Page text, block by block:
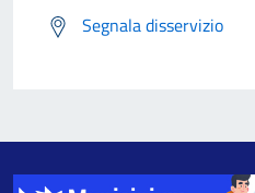
Segnala disservizio